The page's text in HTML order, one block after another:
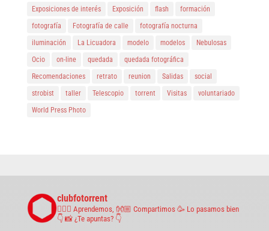
Exposiciones de interés
Exposición flash
formación
fotografía
Fotografía de calle
fotografía nocturna
iluminación
La Licuadora modelo modelos
Nebulosas
Ocio
on-line quedada
quedada fotográfica
Recomendaciones
retrato reunion Salidas
social
strobist
taller Telescopio torrent Visitas
voluntariado
World Press Photo
clubfotorrent
🤹🏼‍♀️ Aprendemos, 👐🏼 Compartimos🥳 Lo pasamos bien
👇 📸 ¿Te apuntas? 👇